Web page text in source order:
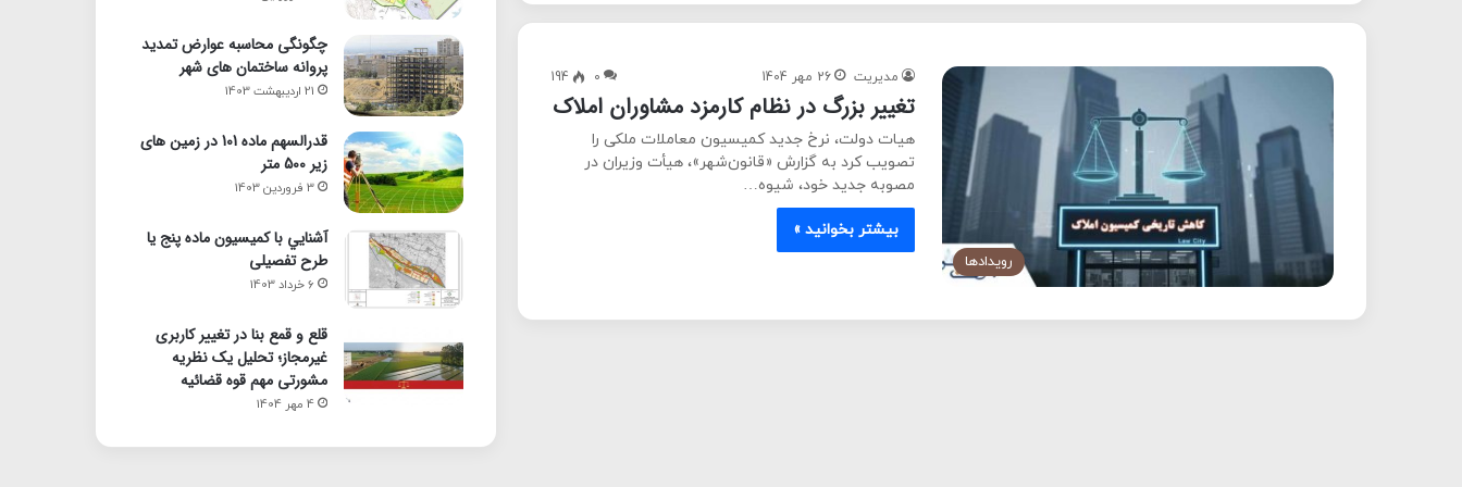
رویدادها
مدیریت 26 مهر 1404 0
194
تغییر بزرگ در نظام کارمزد مشاوران املاک
هیات دولت، نرخ جدید کمیسیون معاملات ملکی را
تصویب کرد به گزارش «قانون‌شهر»، هیأت وزیران در
مصوبه جدید خود، شیوه…
بیشتر بخوانید »
چگونگی محاسبه عوارض تمدید
پروانه ساختمان های شهر
21 اردیبهشت 1403
قدرالسهم ماده 101 در زمین های
زیر 500 متر
3 فروردین 1403
آشنايي با كميسيون ماده پنج یا
طرح تفصیلی
6 خرداد 1403
قلع و قمع بنا در تغییر کاربری
غیرمجاز؛ تحلیل یک نظریه
مشورتی مهم قوه قضائیه
4 مهر 1404